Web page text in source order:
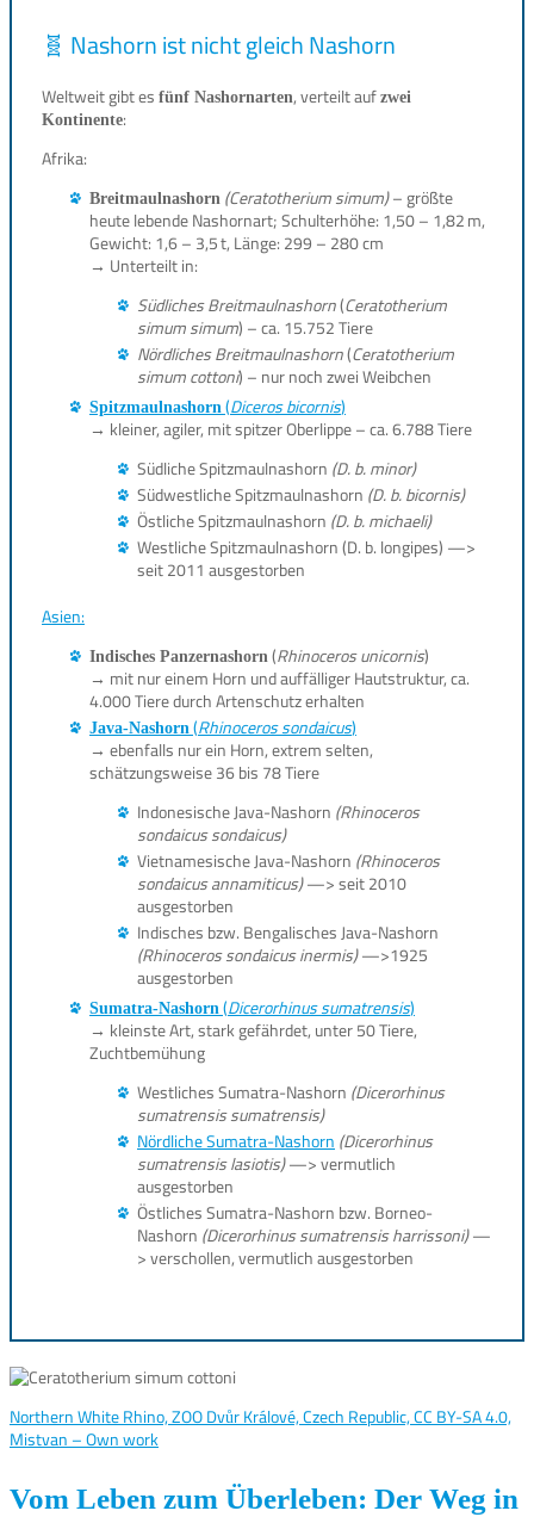
🧬 Nashorn ist nicht gleich Nashorn
Weltweit gibt es fünf Nashornarten, verteilt auf zwei
Kontinente:
Afrika:
Breitmaulnashorn (Ceratotherium simum)– größte
heute lebende Nashornart; Schulterhöhe: 1,50 – 1,82 m,
Gewicht: 1,6 – 3,5 t, Länge: 299 – 280 cm
→ Unterteilt in:
Südliches Breitmaulnashorn(Ceratotherium
simum simum) – ca. 15.752 Tiere
Nördliches Breitmaulnashorn(Ceratotherium
simum cottoni) – nur noch zwei Weibchen
Spitzmaulnashorn(Diceros bicornis)
→ kleiner, agiler, mit spitzer Oberlippe – ca. 6.788 Tiere
Südliche Spitzmaulnashorn(D. b. minor)
Südwestliche Spitzmaulnashorn(D. b. bicornis)
Östliche Spitzmaulnashorn(D. b. michaeli)
Westliche Spitzmaulnashorn (D. b. longipes) —>
seit 2011 ausgestorben
Asien:
Indisches Panzernashorn (Rhinoceros unicornis)
→ mit nur einem Horn und auffälliger Hautstruktur, ca.
4.000 Tiere durch Artenschutz erhalten
Java-Nashorn(Rhinoceros sondaicus)
→ ebenfalls nur ein Horn, extrem selten,
schätzungsweise 36 bis 78 Tiere
Indonesische Java-Nashorn(Rhinoceros
sondaicus sondaicus)
Vietnamesische Java-Nashorn(Rhinoceros
sondaicus annamiticus)—> seit 2010
ausgestorben
Indisches bzw. Bengalisches Java-Nashorn
(Rhinoceros sondaicus inermis)—>1925
ausgestorben
Sumatra-Nashorn(Dicerorhinus sumatrensis)
→ kleinste Art, stark gefährdet, unter 50 Tiere,
Zuchtbemühung
Westliches Sumatra-Nashorn(Dicerorhinus
sumatrensis sumatrensis)
Nördliche Sumatra-Nashorn(Dicerorhinus
sumatrensis lasiotis)—> vermutlich
ausgestorben
Östliches Sumatra-Nashorn bzw. Borneo-
Nashorn(Dicerorhinus sumatrensis harrissoni)—
> verschollen, vermutlich ausgestorben
Northern White Rhino, ZOO Dvůr Králové, Czech Republic, CC BY-SA 4.0,
Mistvan – Own work
Vom Leben zum Überleben: Der Weg in